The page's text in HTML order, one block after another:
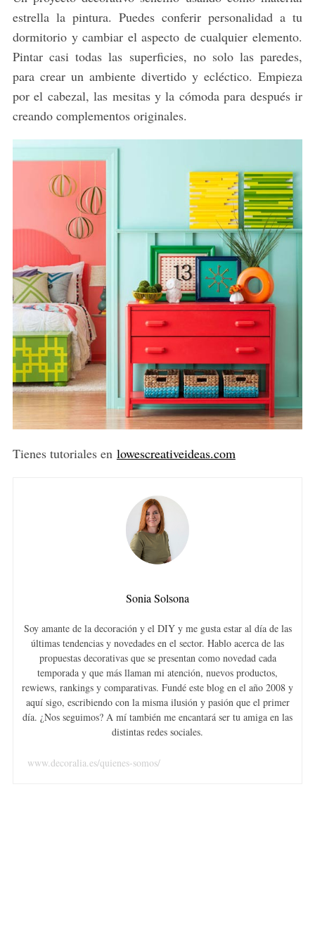
estrella la pintura. Puedes conferir personalidad a tu
dormitorio y cambiar el aspecto de cualquier elemento.
Pintar casi todas las superficies, no solo las paredes,
para crear un ambiente divertido y ecléctico. Empieza
por el cabezal, las mesitas y la cómoda para después ir
creando complementos originales.
Tienes tutoriales en lowescreativeideas.com
Sonia Solsona
Soy amante de la decoración y el DIY y me gusta estar al día de las
últimas tendencias y novedades en el sector. Hablo acerca de las
propuestas decorativas que se presentan como novedad cada
temporada y que más llaman mi atención, nuevos productos,
rewiews, rankings y comparativas. Fundé este blog en el año 2008 y
aquí sigo, escribiendo con la misma ilusión y pasión que el primer
día. ¿Nos seguimos? A mí también me encantará ser tu amiga en las
distintas redes sociales.
www.decoralia.es/quienes-somos/